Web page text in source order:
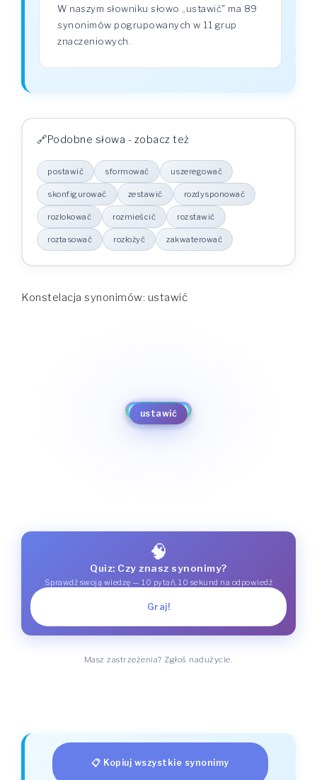
W naszym słowniku słowo „ustawić" ma 89
synonimów pogrupowanych w 11 grup
znaczeniowych.
Podobne słowa - zobacz też
postawić sformować uszeregować
skonfigurować zestawić rozdysponować
rozlokować rozmieścić rozstawić
roztasować rozłożyć zakwaterować
Konstelacja synonimów: ustawić
ustawić
postawić
sformować
uszeregować
skonfigurować
zestawić
rozdysponować
rozlokować
rozmieścić
rozstawić
roztasować
rozłożyć
zakwaterować
🧠
Quiz: Czy znasz synonimy?
Sprawdź swoją wiedzę — 10 pytań, 10 sekund na odpowiedź
Graj!
Masz zastrzeżenia? Zgłoś nadużycie.
📋 Kopiuj wszystkie synonimy